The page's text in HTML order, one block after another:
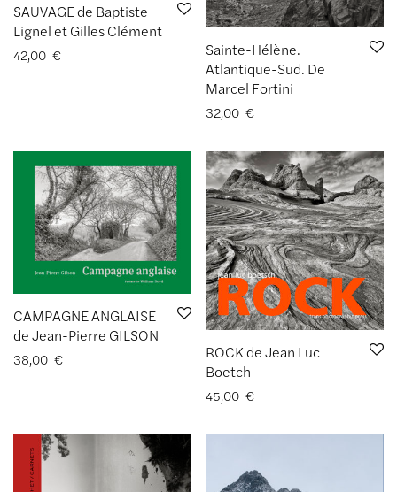
SAUVAGE de Baptiste
Lignel et Gilles Clément
42,00 €
Sainte-Hélène.
Atlantique-Sud. De
Marcel Fortini
32,00 €
CAMPAGNE ANGLAISE
de Jean-Pierre GILSON
38,00 €
ROCK de Jean Luc
Boetch
45,00 €